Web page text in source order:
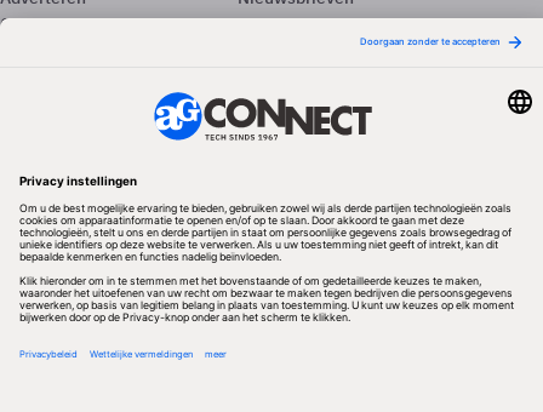
Contact
Vacatures
Redactionele partner